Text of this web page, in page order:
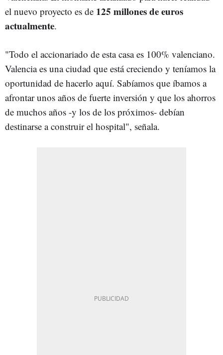
el nuevo proyecto es de 125 millones de euros
actualmente.
"Todo el accionariado de esta casa es 100% valenciano.
Valencia es una ciudad que está creciendo y teníamos la
oportunidad de hacerlo aquí. Sabíamos que íbamos a
afrontar unos años de fuerte inversión y que los ahorros
de muchos años -y los de los próximos- debían
destinarse a construir el hospital", señala.